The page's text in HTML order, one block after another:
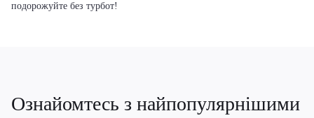
подорожуйте без турбот!
Ознайомтесь з найпопулярнішими